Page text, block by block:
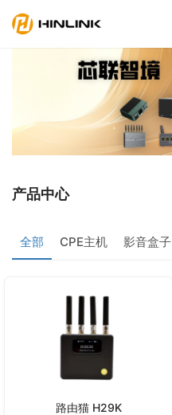
产品中心
全部 CPE主机 影音盒子
路由猫 H29K